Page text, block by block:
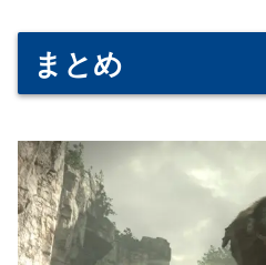
まとめ